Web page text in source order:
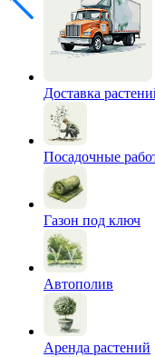
Доставка
Посадочные
Газон под ключ
Автополив
Аренда растений